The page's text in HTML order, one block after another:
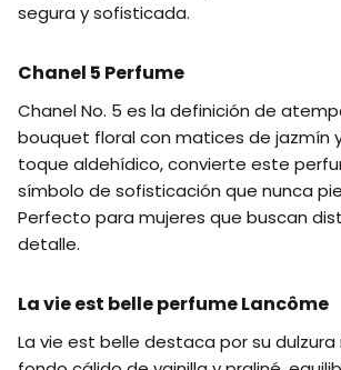
segura y sofisticada.
Chanel 5 Perfume
Chanel No. 5 es la definición de
bouquet floral con matices de jazmín
toque aldehídico, convierte este
símbolo de sofisticación que nunca
Perfecto para mujeres que buscan
detalle.
La vie est belle perfume Lancôme
La vie est belle destaca por su dulzura